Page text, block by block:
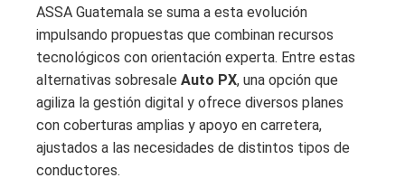
ASSA Guatemala se suma a esta evolución
impulsando propuestas que combinan recursos
tecnológicos con orientación experta. Entre estas
alternativas sobresale Auto PX, una opción que
agiliza la gestión digital y ofrece diversos planes
con coberturas amplias y apoyo en carretera,
ajustados a las necesidades de distintos tipos de
conductores.